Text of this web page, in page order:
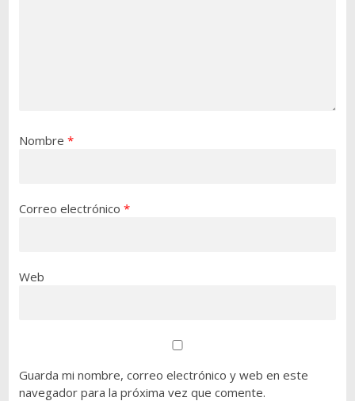
Nombre *
Correo electrónico *
Web
Guarda mi nombre, correo electrónico y web en este
navegador para la próxima vez que comente.